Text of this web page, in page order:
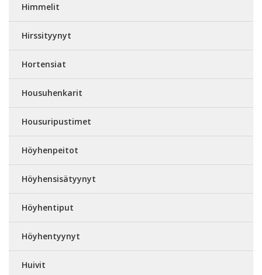
Himmelit
Hirssityynyt
Hortensiat
Housuhenkarit
Housuripustimet
Höyhenpeitot
Höyhensisätyynyt
Höyhentiput
Höyhentyynyt
Huivit